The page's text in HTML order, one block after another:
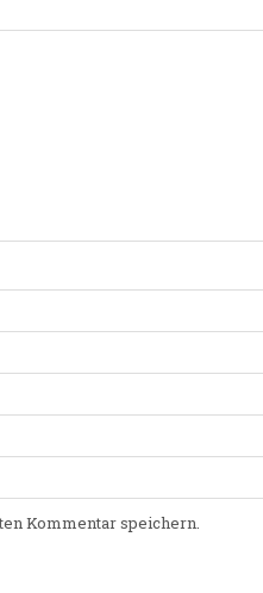
Kommentar speichern.